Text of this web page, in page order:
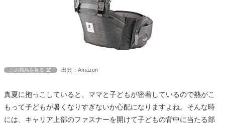
この商品を見る 出典：Amazon
真夏に抱っこしていると、ママと子どもが密着しているので熱がこ
もって子どもが暑くなりすぎないか心配になりますよね。そんな時
には、キャリア上部のファスナーを開けて子どもの背中に当たる部